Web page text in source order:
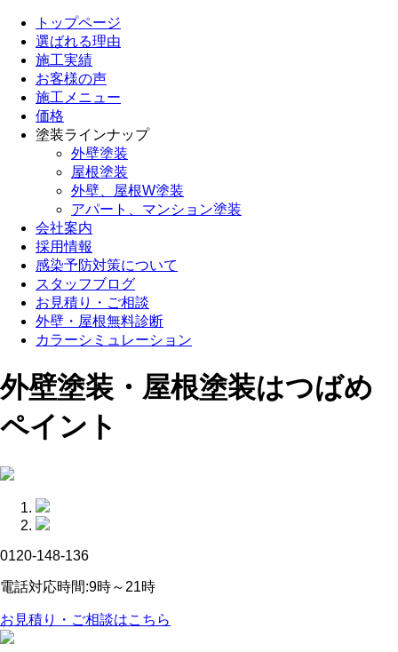
トップページ
選ばれる理由
施工実績
お客様の声
施工メニュー
価格
塗装ラインナップ
外壁塗装
屋根塗装
外壁、屋根W塗装
アパート、マンション塗装
会社案内
採用情報
感染予防対策について
スタッフブログ
お見積り・ご相談
外壁・屋根無料診断
カラーシミュレーション
外壁塗装・屋根塗装はつばめ
ペイント
0120-148-136
電話対応時間:9時～21時
お見積り・ご相談はこちら